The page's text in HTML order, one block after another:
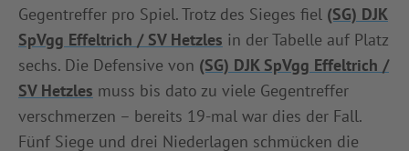
Gegentreffer pro Spiel. Trotz des Sieges fiel (SG) DJK
SpVgg Effeltrich / SV Hetzles in der Tabelle auf Platz
sechs. Die Defensive von (SG) DJK SpVgg Effeltrich /
SV Hetzles muss bis dato zu viele Gegentreffer
verschmerzen – bereits 19-mal war dies der Fall.
Fünf Siege und drei Niederlagen schmücken die